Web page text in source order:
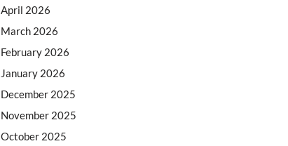
April 2026
March 2026
February 2026
January 2026
December 2025
November 2025
October 2025